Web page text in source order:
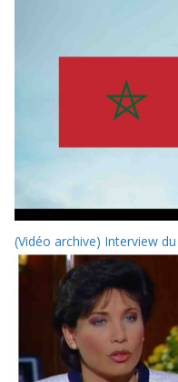
(Vidéo archive) Interview